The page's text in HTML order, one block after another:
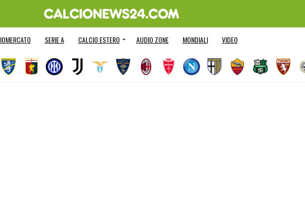
SERIE A CALCIO ESTERO AUDIO ZONE MONDIALI VIDEO